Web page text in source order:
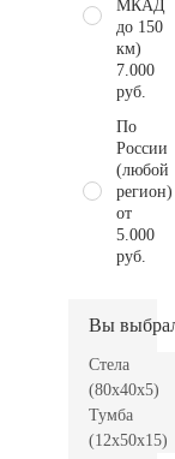
МКАД
до 150
км)
7.000
руб.
По
России
(любой
регион)
от
5.000
руб.
Вы
Стела
(80x40x5)
Тумба
(12x50x15)